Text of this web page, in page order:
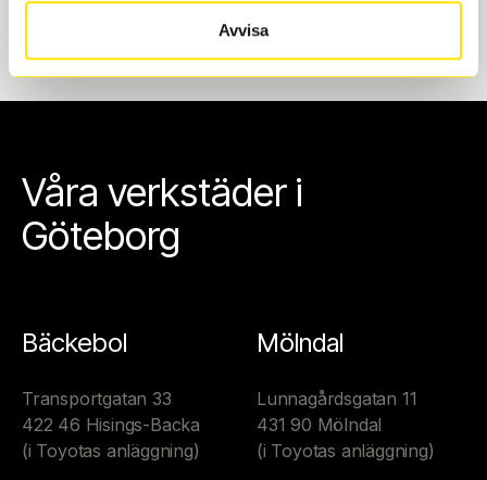
Avvisa
Våra verkstäder i
Göteborg
Bäckebol
Transportgatan 33
422 46 Hisings-Backa
(i Toyotas anläggning)
Mölndal
Lunnagårdsgatan 11
431 90 Mölndal
(i Toyotas anläggning)